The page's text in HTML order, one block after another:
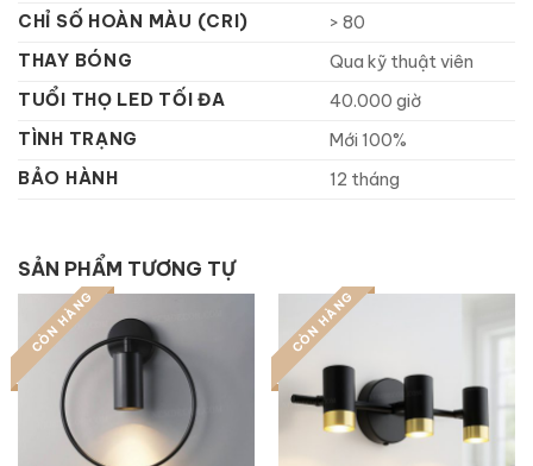
CHỈ SỐ HOÀN MÀU (CRI)
> 80
THAY BÓNG
Qua kỹ thuật viên
TUỔI THỌ LED TỐI ĐA
40.000 giờ
TÌNH TRẠNG
Mới 100%
BẢO HÀNH
12 tháng
SẢN PHẨM TƯƠNG TỰ
CÒN HÀNG CÒN HÀNG